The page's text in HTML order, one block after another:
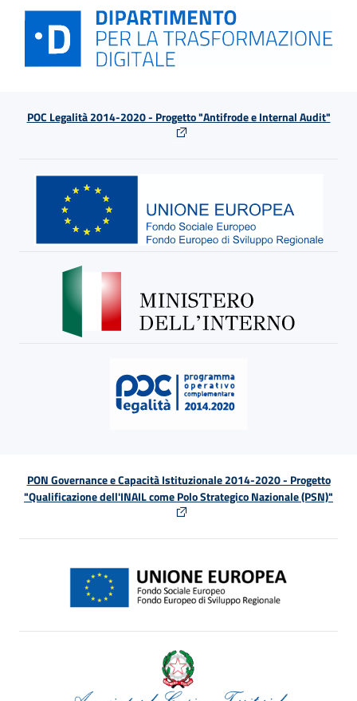
POC Legalità 2014-2020 - Progetto "Antifrode e Internal Audit"
PON Governance e Capacità Istituzionale 2014-2020 - Progetto
"Qualificazione dell'INAIL come Polo Strategico Nazionale (PSN)"